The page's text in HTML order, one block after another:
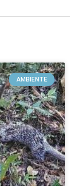
AMBIENTE